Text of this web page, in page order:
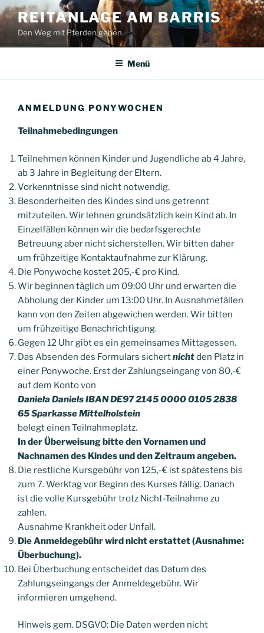
Zum
Inhalt
springen
REITANLAGE AM BARRIS
Den Weg mit Pferden gehen.
Menü
ANMELDUNG PONYWOCHEN
Teilnahmebedingungen
Teilnehmen können Kinder und Jugendliche ab 4 Jahre,
ab 3 Jahre in Begleitung der Eltern.
Vorkenntnisse sind nicht notwendig.
Besonderheiten des Kindes sind uns getrennt
mitzuteilen. Wir lehnen grundsätzlich kein Kind ab. In
Einzelfällen können wir die bedarfsgerechte
Betreuung aber nicht sicherstellen. Wir bitten daher
um frühzeitige Kontaktaufnahme zur Klärung.
Die Ponywoche kostet 205,-€ pro Kind.
Wir beginnen täglich um 09:00 Uhr und erwarten die
Abholung der Kinder um 13:00 Uhr. In Ausnahmefällen
kann von den Zeiten abgewichen werden. Wir bitten
um frühzeitige Benachrichtigung.
Gegen 12 Uhr gibt es ein gemeinsames Mittagessen.
Das Absenden des Formulars sichertnichtden Platz in
einer Ponywoche. Erst der Zahlungseingang von 80,-€
auf dem Konto von
Daniela Daniels IBAN DE97 2145 0000 0105 2838
65 Sparkasse Mittelholstein
belegt einen Teilnahmeplatz.
In der Überweisung bitte den Vornamen und
Nachnamen des Kindes und den Zeitraum angeben.
Die restliche Kursgebühr von 125,-€ ist spätestens bis
zum 7. Werktag vor Beginn des Kurses fällig. Danach
ist die volle Kursgebühr trotz Nicht-Teilnahme zu
zahlen.
Ausnahme Krankheit oder Unfall.
Die Anmeldegebühr wird nicht erstattet (Ausnahme:
Überbuchung).
Bei Überbuchung entscheidet das Datum des
Zahlungseingangs der Anmeldegebühr. Wir
informieren umgehend.
Hinweis gem. DSGVO: Die Daten werden nicht